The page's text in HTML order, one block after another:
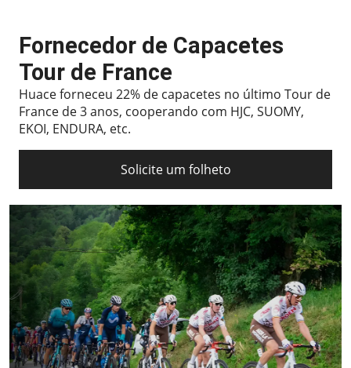
Fornecedor de Capacetes
Tour de France
Huace forneceu 22% de capacetes no último Tour de
France de 3 anos, cooperando com HJC, SUOMY,
EKOI, ENDURA, etc.
Solicite um folheto